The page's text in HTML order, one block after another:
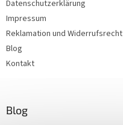
Datenschutzerklärung
Impressum
Reklamation und Widerrufsrecht
Blog
Kontakt
Blog